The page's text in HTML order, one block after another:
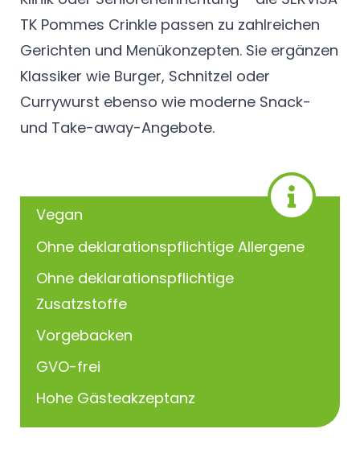
TK Pommes Crinkle passen zu zahlreichen
Gerichten und Menükonzepten. Sie ergänzen
Klassiker wie Burger, Schnitzel oder
Currywurst ebenso wie moderne Snack-
und Take-away-Angebote.
Vegan
Ohne deklarationspflichtige Allergene
Ohne deklarationspflichtige
Zusatzstoffe
Vorgebacken
GVO-frei
Hohe Gästeakzeptanz